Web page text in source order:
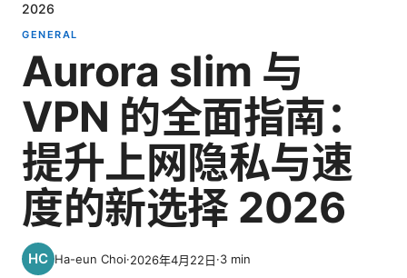
2026
GENERAL
Aurora slim 与
VPN 的全面指南：
提升上网隐私与速
度的新选择 2026
Ha-eun Choi·2026年4月22日·3 min